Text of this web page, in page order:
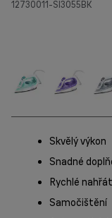
12730011-SI3055BK
Skvělý výkon
Snadné
Rychlé
Samočištění